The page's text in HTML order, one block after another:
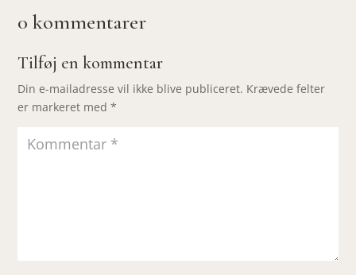
0 kommentarer
Tilføj en kommentar
Din e-mailadresse vil ikke blive publiceret. Krævede felter
er markeret med*